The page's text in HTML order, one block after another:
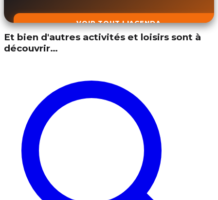
VOIR TOUT L'AGENDA
Et bien d'autres activités et loisirs sont à
découvrir…